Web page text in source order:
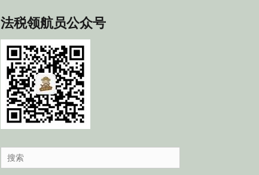
法税领航员公众号
Search
for: